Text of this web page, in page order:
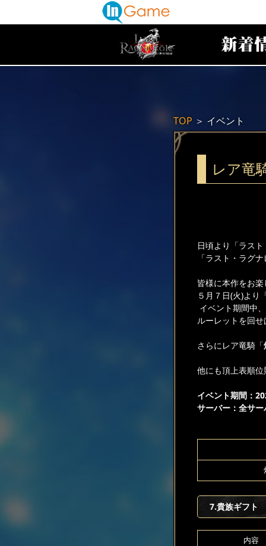
TOP ＞ イベント
レア竜
日頃より「ラス
「ラスト・ラグ
皆様に本作をお
５月７日(火)より
イベント期間中
ルーレットを回
さらにレア竜騎「
他にも頂上表順
イベント期間：
サーバー：全サー
7.貴族ギフト
内容